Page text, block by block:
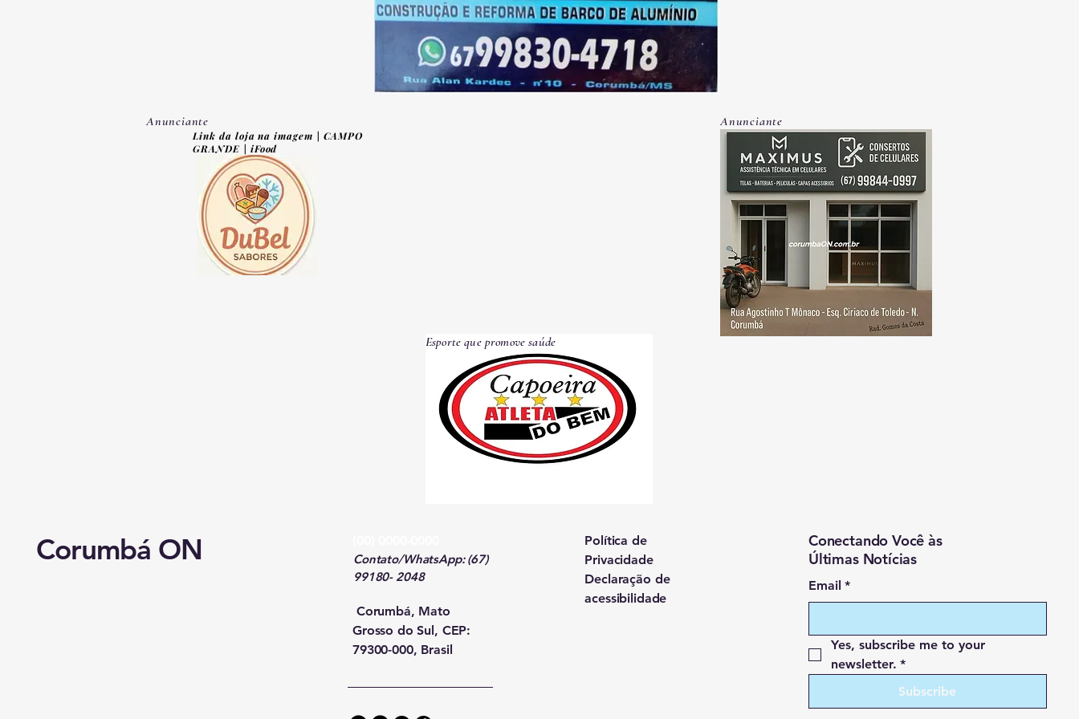
Anunciante
Link da loja na imagem | CAMPO
GRANDE | iFood
Esporte que promove saúde
Anunciante
Corumbá ON
Contato/WhatsApp: (67)
99180- 2048
Corumbá, Mato
Grosso do Sul, CEP:
79300-000, Brasil
Política de
Privacidade
Declaração de
acessibilidade
Conectando Você às
Últimas Notícias
Email *
Yes, subscribe me to your
newsletter. *
Subscribe